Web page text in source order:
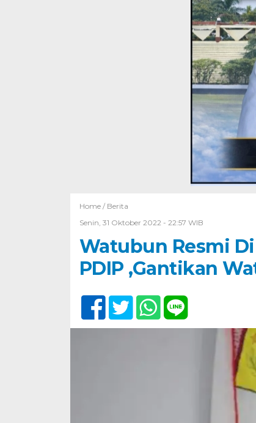
Home / Berita
Senin, 31 Oktober 2022 - 22:57 WIB
Watubun Resmi
PDIP ,Gantikan